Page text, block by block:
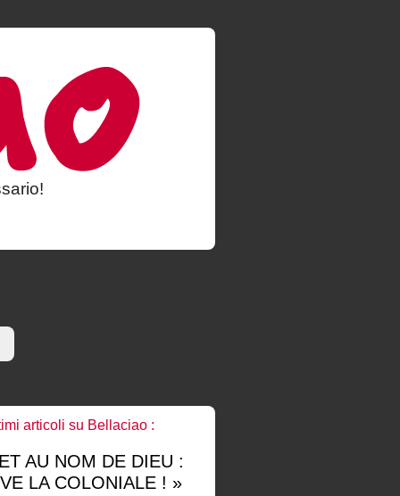
articoli su Bellaciao :
AU NOM DE DIEU :
LA COLONIALE ! »